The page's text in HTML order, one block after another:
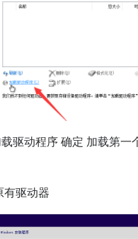
驱动程序 确定 加载第一
有驱动器